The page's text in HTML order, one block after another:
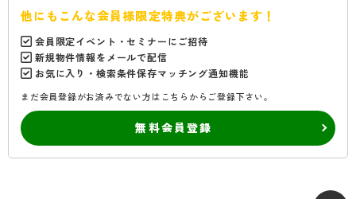
他にもこんな会員様限定特典がございます！
会員限定イベント・セミナーにご招待
新規物件情報をメールで配信
お気に入り・検索条件保存マッチング通知機能
まだ会員登録がお済みでない方はこちらからご登録下さい。
無料会員登録